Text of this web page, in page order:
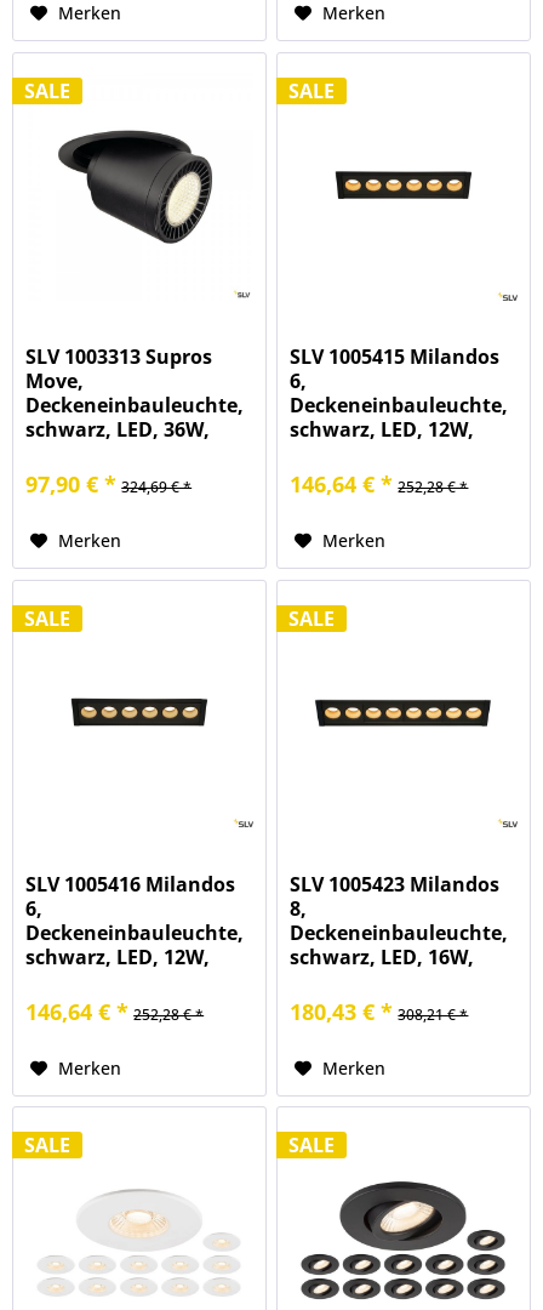
Merken Merken
SALE
SLV 1003313 Supros
Move,
Deckeneinbauleuchte,
schwarz, LED, 36W,
97,90 € * 324,69 € *
Merken
SALE
SLV 1005415 Milandos
6,
Deckeneinbauleuchte,
schwarz, LED, 12W,
146,64 € * 252,28 € *
Merken
SALE
SLV 1005416 Milandos
6,
Deckeneinbauleuchte,
schwarz, LED, 12W,
146,64 € * 252,28 € *
Merken
SALE
SLV 1005423 Milandos
8,
Deckeneinbauleuchte,
schwarz, LED, 16W,
180,43 € * 308,21 € *
Merken
SALE SALE